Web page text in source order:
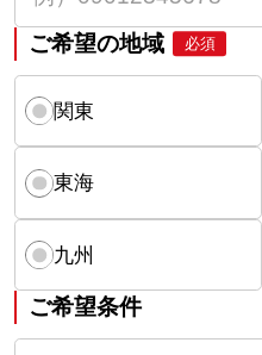
ご希望の地域 必須
関東
東海
九州
ご希望条件